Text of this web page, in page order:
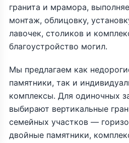
гранита и мрамора,
монтаж, облицовку,
лавочек, столиков и
благоустройство могил.
Мы предлагаем как
памятники, так и
комплексы. Для одиночных
выбирают вертикальные
семейных участков —
двойные памятники,